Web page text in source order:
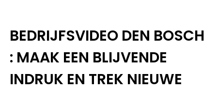
BEDRIJFSVIDEO DEN BOSCH
: MAAK EEN BLIJVENDE
INDRUK EN TREK NIEUWE